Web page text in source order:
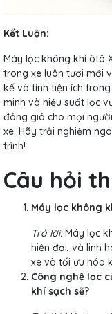
Kết Luận:
Máy lọc không khí ôtô
trong xe luôn tươi mới
kế và tính tiện ích
minh và hiệu suất lọc
đáng giá cho mọi
xe. Hãy trải nghiệm
trình!
Câu hỏi
Máy lọc không
Trả lời:Máy lọc
hiện đại, và linh
xe và tối ưu hóa
Công nghệ lọc
khí sạch sẽ?